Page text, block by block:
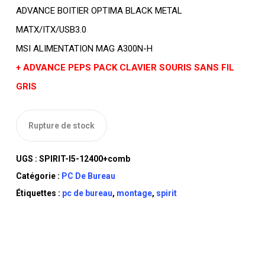
ADVANCE BOITIER OPTIMA BLACK METAL
MATX/ITX/USB3.0
MSI ALIMENTATION MAG A300N-H
+ ADVANCE PEPS PACK CLAVIER SOURIS SANS FIL
GRIS
Rupture de stock
UGS : SPIRIT-I5-12400+comb
Catégorie : PC De Bureau
Étiquettes : pc de bureau, montage, spirit